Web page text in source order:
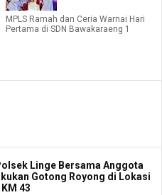
MPLS Ramah dan Ceria Warnai Hari
Pertama di SDN Bawakaraeng 1
Linge Bersama Anggota
Gotong Royong di Lokasi
43